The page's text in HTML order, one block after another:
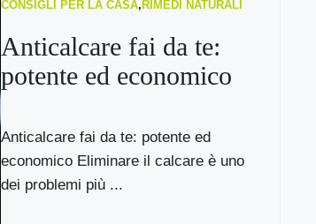
CONSIGLI PER LA CASA, RIMEDI NATURALI
Anticalcare fai da te:
potente ed economico
Anticalcare fai da te: potente ed
economico Eliminare il calcare è uno
dei problemi più ...